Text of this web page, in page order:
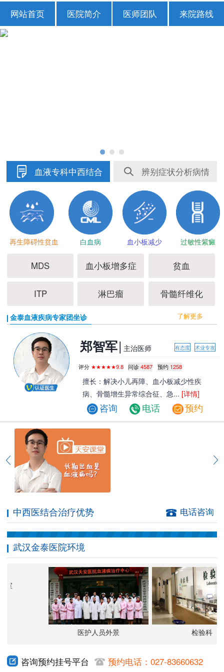
网站首页 医院简介 医师团队 来院路线
血液专科中西结合 辨别症状分析病情
再生障碍性贫血 白血病 血小板减少 过敏性紫癜
MDS 血小板增多症 贫血
ITP 淋巴瘤 骨髓纤维化
金泰血液疾病专家团坐诊 了解更多
郑智军| 主治医师 术业专攻
有态度
评分 ★★★★★9.8 问诊 4587 预约 1258
擅长：解决小儿再障、血小板减少性疾
病、骨髓增生异常综合征、急...[详情]
咨询 电话 预约
中西医结合治疗优势 电话咨询
武汉金泰医院环境
医护人员外景 检验科
咨询预约挂号平台 预约电话：027-83660632